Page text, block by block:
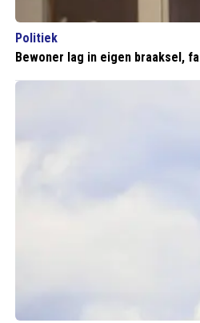
Politiek
Bewoner lag in eigen braaksel,